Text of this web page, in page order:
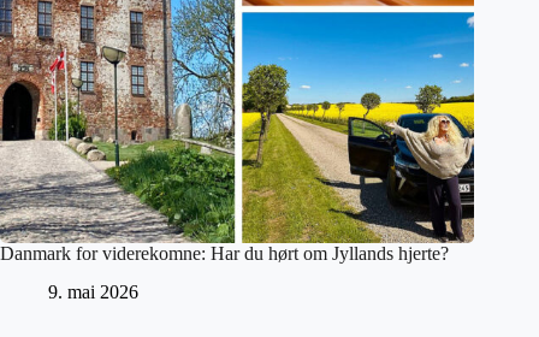
Danmark for viderekomne: Har du hørt om Jyllands hjerte?
9. mai 2026